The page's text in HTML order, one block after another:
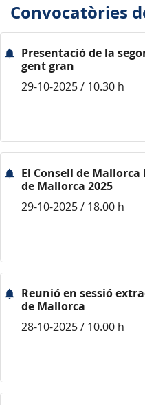
Convocatòries
Presentació de la
gent gran
29-10-2025 / 10.30 h
El Consell de
de Mallorca 2025
29-10-2025 / 18.00 h
Reunió en sessió
de Mallorca
28-10-2025 / 10.00 h